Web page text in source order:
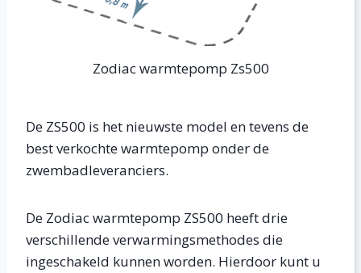
Zodiac warmtepomp Zs500
De ZS500 is het nieuwste model en tevens de
best verkochte warmtepomp onder de
zwembadleveranciers.
De Zodiac warmtepomp ZS500 heeft drie
verschillende verwarmingsmethodes die
ingeschakeld kunnen worden. Hierdoor kunt u